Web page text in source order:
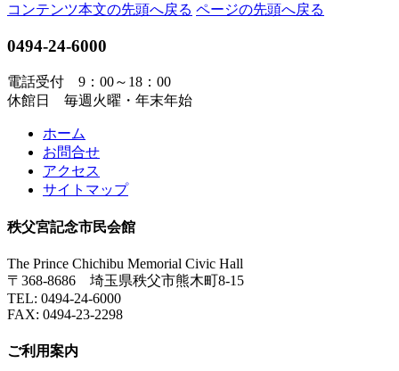
コンテンツ本文の先頭へ戻る ページの先頭へ戻る
0494-24-6000
電話受付 9：00～18：00
休館日 毎週火曜・年末年始
ホーム
お問合せ
アクセス
サイトマップ
秩父宮記念市民会館
The Prince Chichibu Memorial Civic Hall
〒368-8686 埼玉県秩父市熊木町8-15
TEL: 0494-24-6000
FAX: 0494-23-2298
ご利用案内